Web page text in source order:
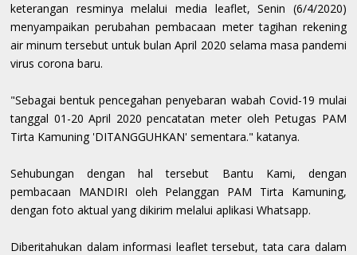
keterangan resminya melalui media leaflet, Senin (6/4/2020)
menyampaikan perubahan pembacaan meter tagihan rekening
air minum tersebut untuk bulan April 2020 selama masa pandemi
virus corona baru.
"Sebagai bentuk pencegahan penyebaran wabah Covid-19 mulai
tanggal 01-20 April 2020 pencatatan meter oleh Petugas PAM
Tirta Kamuning 'DITANGGUHKAN' sementara." katanya.
Sehubungan dengan hal tersebut Bantu Kami, dengan
pembacaan MANDIRI oleh Pelanggan PAM Tirta Kamuning,
dengan foto aktual yang dikirim melalui aplikasi Whatsapp.
Diberitahukan dalam informasi leaflet tersebut, tata cara dalam